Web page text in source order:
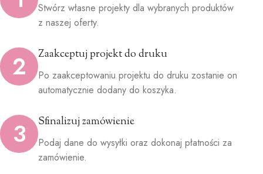
Stwórz własne projekty dla wybranych produktów
z naszej oferty.
2 Zaakceptuj projekt do druku
Po zaakceptowaniu projektu do druku zostanie on
automatycznie dodany do koszyka.
3 Sfinalizuj zamówienie
Podaj dane do wysyłki oraz dokonaj płatności za
zamówienie.